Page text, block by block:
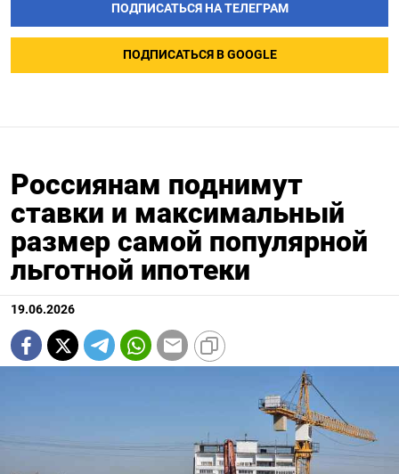
ПОДПИСАТЬСЯ НА ТЕЛЕГРАМ
ПОДПИСАТЬСЯ В GOOGLE
Россиянам поднимут
ставки и максимальный
размер самой популярной
льготной ипотеки
19.06.2026